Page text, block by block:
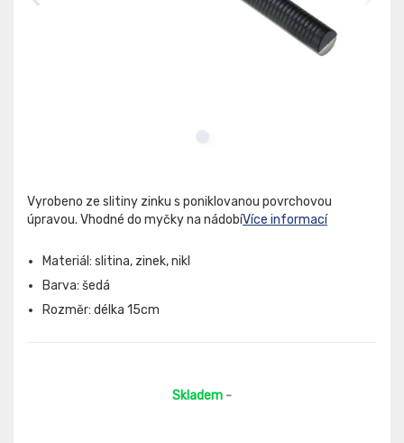
Vyrobeno ze slitiny zinku s poniklovanou povrchovou
úpravou. Vhodné do myčky na nádobíVíce informací
Materiál: slitina, zinek, nikl
Barva: šedá
Rozměr: délka 15cm
Skladem -